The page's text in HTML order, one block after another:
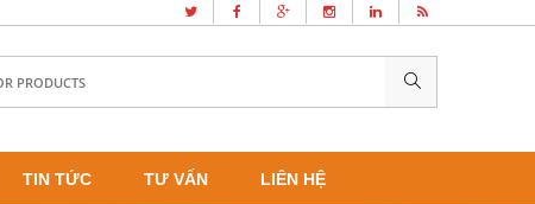
TIN TỨC TƯ VẤN LIÊN HỆ